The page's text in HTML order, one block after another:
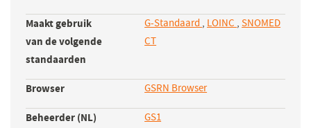
Maakt gebruik
van de volgende
standaarden
G-Standaard , LOINC ,SNOMED
CT
Browser GSRN Browser(opent
in
Beheerder (NL) GS1